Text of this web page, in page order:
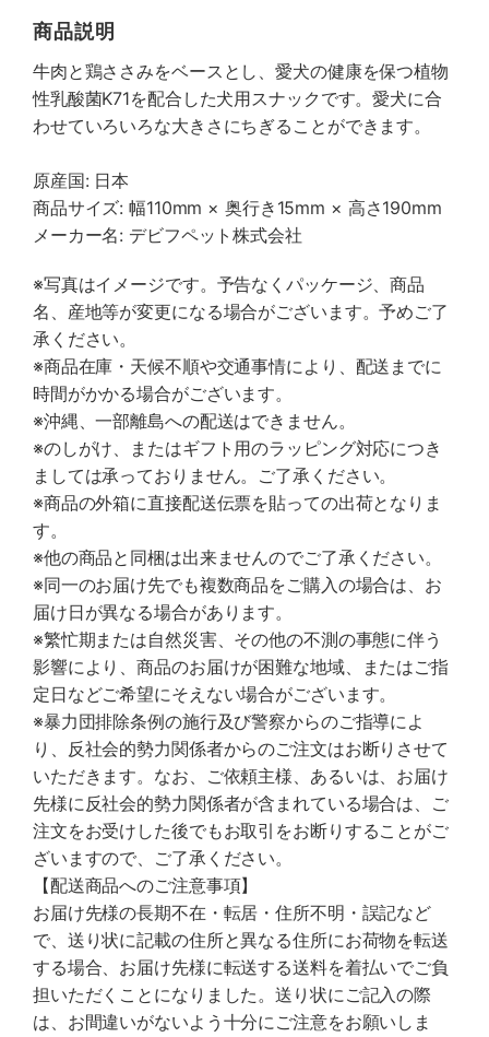
商品説明
牛肉と鶏ささみをベースとし、愛犬の健康を保つ植物
性乳酸菌K71を配合した犬用スナックです。愛犬に合
わせていろいろな大きさにちぎることができます。
原産国: 日本
商品サイズ: 幅110mm × 奥行き15mm × 高さ190mm
メーカー名: デビフペット株式会社
※写真はイメージです。予告なくパッケージ、商品
名、産地等が変更になる場合がございます。予めご了
承ください。
※商品在庫・天候不順や交通事情により、配送までに
時間がかかる場合がございます。
※沖縄、一部離島への配送はできません。
※のしがけ、またはギフト用のラッピング対応につき
ましては承っておりません。ご了承ください。
※商品の外箱に直接配送伝票を貼っての出荷となりま
す。
※他の商品と同梱は出来ませんのでご了承ください。
※同一のお届け先でも複数商品をご購入の場合は、お
届け日が異なる場合があります。
※繁忙期または自然災害、その他の不測の事態に伴う
影響により、商品のお届けが困難な地域、またはご指
定日などご希望にそえない場合がございます。
※暴力団排除条例の施行及び警察からのご指導によ
り、反社会的勢力関係者からのご注文はお断りさせて
いただきます。なお、ご依頼主様、あるいは、お届け
先様に反社会的勢力関係者が含まれている場合は、ご
注文をお受けした後でもお取引をお断りすることがご
ざいますので、ご了承ください。
【配送商品へのご注意事項】
お届け先様の長期不在・転居・住所不明・誤記など
で、送り状に記載の住所と異なる住所にお荷物を転送
する場合、お届け先様に転送する送料を着払いでご負
担いただくことになりました。送り状にご記入の際
は、お間違いがないよう十分にご注意をお願いしま